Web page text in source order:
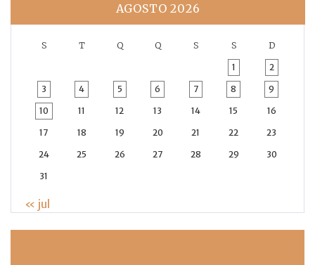
AGOSTO 2026
S T Q Q S S D
1 2
3 4 5 6 7 8 9
10 11 12 13 14 15 16
17 18 19 20 21 22 23
24 25 26 27 28 29 30
31
« jul